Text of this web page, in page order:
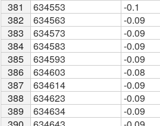
381
634553
-0.1
382
634563
-0.09
383
634573
-0.09
384
634583
-0.09
385
634593
-0.09
386
634603
-0.08
387
634614
-0.09
388
634623
-0.09
389
634634
-0.09
381
382
383
384
385
386
387
388
389